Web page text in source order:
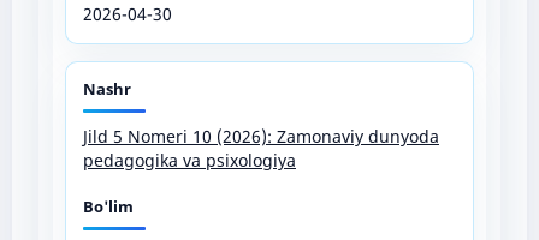
2026-04-30
Nashr
Jild 5 Nomeri 10 (2026): Zamonaviy dunyoda
pedagogika va psixologiya
Bo'lim